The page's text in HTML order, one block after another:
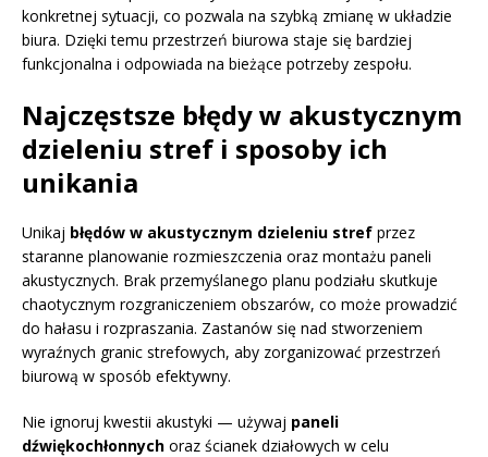
konkretnej sytuacji, co pozwala na szybką zmianę w układzie
biura. Dzięki temu przestrzeń biurowa staje się bardziej
funkcjonalna i odpowiada na bieżące potrzeby zespołu.
Najczęstsze błędy w akustycznym
dzieleniu stref i sposoby ich
unikania
Unikaj błędów w akustycznym dzieleniu stref przez
staranne planowanie rozmieszczenia oraz montażu paneli
akustycznych. Brak przemyślanego planu podziału skutkuje
chaotycznym rozgraniczeniem obszarów, co może prowadzić
do hałasu i rozpraszania. Zastanów się nad stworzeniem
wyraźnych granic strefowych, aby zorganizować przestrzeń
biurową w sposób efektywny.
Nie ignoruj kwestii akustyki — używaj paneli
dźwiękochłonnych oraz ścianek działowych w celu